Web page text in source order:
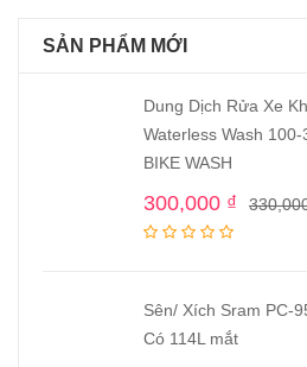
SẢN PHẨM MỚI
Dung Dịch Rửa Xe
Waterless Wash
BIKE WASH
300,000 ₫
Sên/ Xích Sram PC-
Có 114L mắt